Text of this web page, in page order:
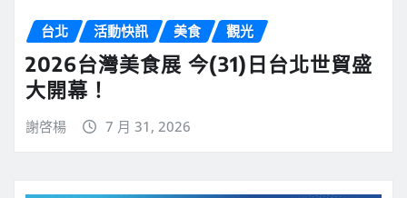
台北 活動快訊 美食 觀光
2026台灣美食展 今(31)日台北世貿盛
大開幕！
謝啓楊 7 月 31, 2026